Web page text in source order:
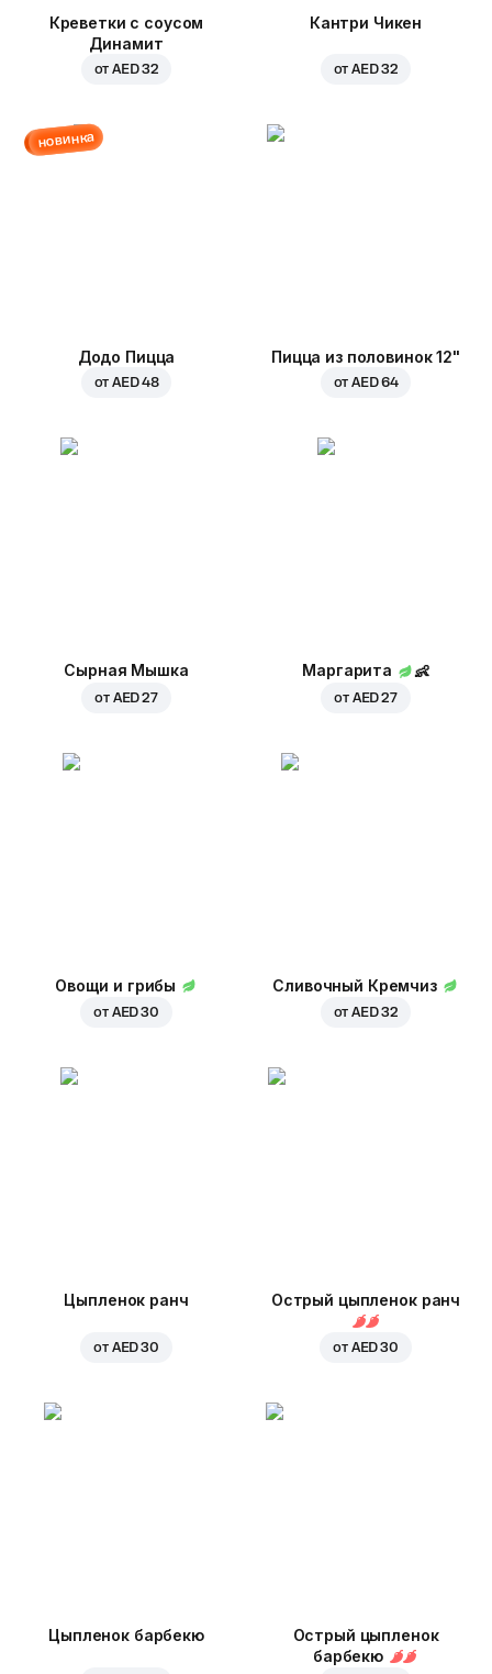
Креветки с соусом
Динамит
отAED 32
Кантри Чикен
отAED 32
новинка
Додо Пицца
отAED 48
Пицца из половинок 12"
отAED 64
Сырная Мышка
от AED 27
Маргарита 👶
от AED 27
Овощи и грибы
от AED 30
Сливочный Кремчиз
отAED 32
Цыпленок ранч
от AED 30
Острый цыпленок ранч
от AED 30
Цыпленок барбекю
Острый цыпленок
барбекю